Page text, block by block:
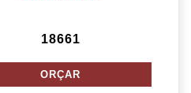
18661